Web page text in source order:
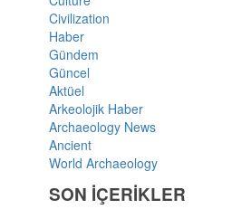
Civilization
Haber
Gündem
Güncel
Aktüel
Arkeolojik Haber
Archaeology News
Ancient
World Archaeology
SON İÇERİKLER